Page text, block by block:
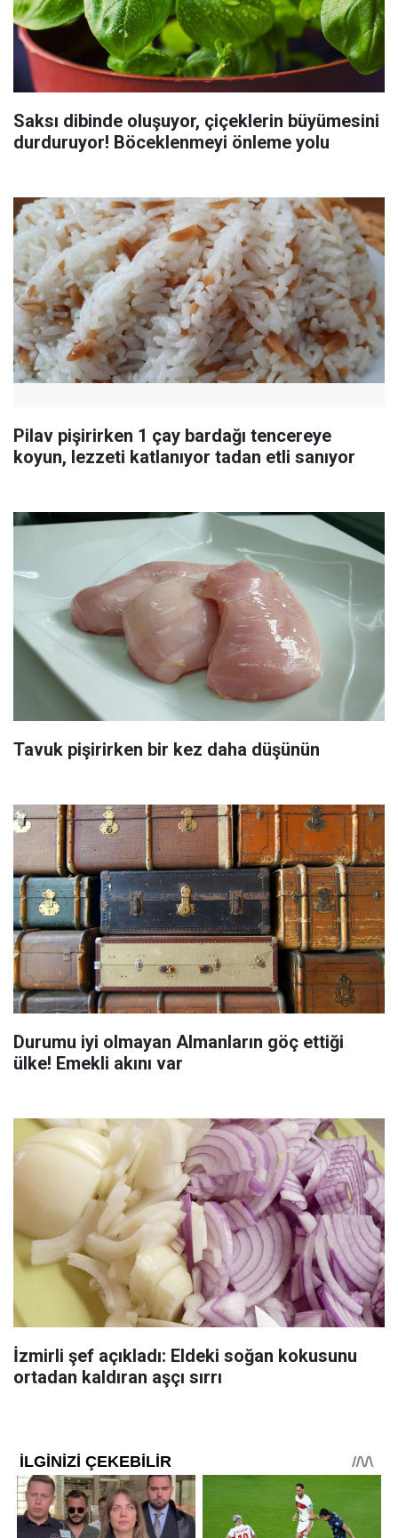
Saksı dibinde oluşuyor, çiçeklerin büyümesini
durduruyor! Böceklenmeyi önleme yolu
Pilav pişirirken 1 çay bardağı tencereye
koyun, lezzeti katlanıyor tadan etli sanıyor
Tavuk pişirirken bir kez daha düşünün
Durumu iyi olmayan Almanların göç ettiği
ülke! Emekli akını var
İzmirli şef açıkladı: Eldeki soğan kokusunu
ortadan kaldıran aşçı sırrı